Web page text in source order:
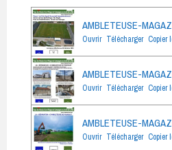
AMBLETEUSE-
Ouvrir Télécharger Copier
AMBLETEUSE-
Ouvrir Télécharger Copier
AMBLETEUSE-
Ouvrir Télécharger Copier